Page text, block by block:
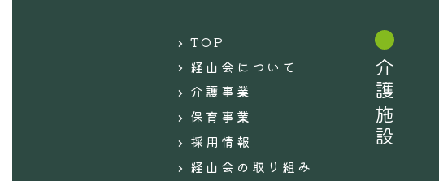
TOP
経山会について
介護事業
保育事業
採用情報
経山会の取り組み
介護施設